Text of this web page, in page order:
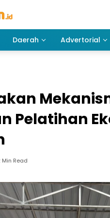
Daerah Advertorial
Pelatihan
Min Read